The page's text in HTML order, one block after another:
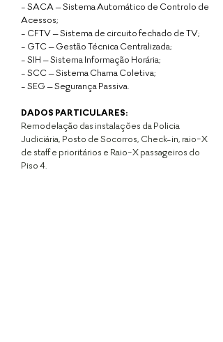
- SACA – Sistema Automático de Controlo de
Acessos;
- CFTV – Sistema de circuito fechado de TV;
- GTC – Gestão Técnica Centralizada;
- SIH – Sistema Informação Horária;
- SCC – Sistema Chama Coletiva;
- SEG – Segurança Passiva.
DADOS PARTICULARES:
Remodelação das instalações da Policia
Judiciária, Posto de Socorros, Check-in, raio-X
de staff e prioritários e Raio-X passageiros do
Piso 4.